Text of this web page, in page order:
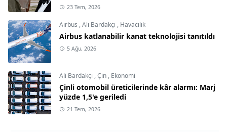
23 Tem, 2026
Airbus ,Ali Bardakçı , Havacılık
Airbus katlanabilir kanat teknolojisi tanıtıldı
5 Ağu, 2026
Ali Bardakçı ,Çin , Ekonomi
Çinli otomobil üreticilerinde kâr alarmı: Marj
yüzde 1,5'e geriledi
21 Tem, 2026